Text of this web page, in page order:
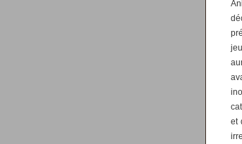
et